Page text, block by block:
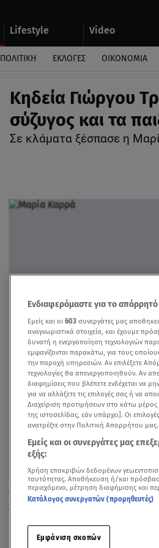
Lifestyle Video
ΠΟΛΙΤΙΚΗ ΕΚΛΟΓΕΣ ΟΙΚΟΝΟΜΙΑ
Κηδεία Γιώργου
σύζυγος και τα
Σε κλάματα ξέσπασε η
Δείτε
Το τελευταίο αντίο στονΓιώργο
το μεσημέρι της Πέμπτης,
Ενδιαφερόμαστε για το
Εμείς και οι 603 συνεργάτες μας
αναγνωριστικά στοιχεία, και έχουμε
δυνατή η ενεργοποίηση τεχνολογιών
εμφανίζονται παρακάτω, για τους
την παροχή υπηρεσιών. Αν επιλέξετε
τεχνολογίες θα απενεργοποιηθούν. Αν
διαφημίσεις που βλέπετε ενδέχεται να
για να αλλάξετε τις επιλογές σας ή να
Διαχείριση προτιμήσεων στο κάτω
της ιστοσελίδας, εάν υπάρχει]. Οι
ανατρέξτε στην Πολιτική Απορρήτου μας.
Εμείς και οι συνεργάτες μας
εξής:
Χρήση επακριβών δεδομένων
ταυτότητας. Αποθήκευση ή/και
περιεχόμενο, μέτρηση διαφήμισης και
Κατάλογος συνεργατών (προμηθευτές)
Εμφάνιση σκοπών